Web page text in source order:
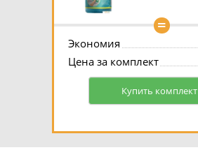
=
Экономия
Цена за комплект
Купить комплект